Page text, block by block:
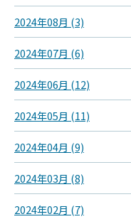
2024年08月 (3)
2024年07月 (6)
2024年06月 (12)
2024年05月 (11)
2024年04月 (9)
2024年03月 (8)
2024年02月 (7)